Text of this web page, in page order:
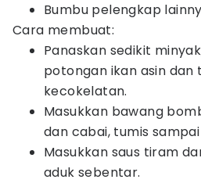
Bumbu pelengkap
Cara membuat:
Panaskan sedikit
potongan ikan asin dan
kecokelatan.
Masukkan bawang
dan cabai, tumis
Masukkan saus tiram
aduk sebentar.